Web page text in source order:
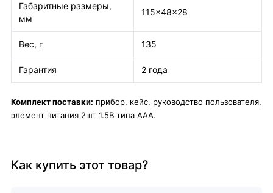
Габаритные размеры,
мм
115x48x28
Вес, г 135
Гарантия 2 года
Комплект поставки: прибор, кейс, руководство пользователя,
элемент питания 2шт 1.5В типа ААА.
Как купить этот товар?